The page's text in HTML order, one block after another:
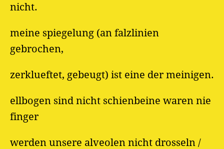
nicht.
meine spiegelung (an falzlinien
gebrochen,
zerklueftet, gebeugt) ist eine der meinigen.
ellbogen sind nicht schienbeine waren nie
finger
werden unsere alveolen nicht drosseln /